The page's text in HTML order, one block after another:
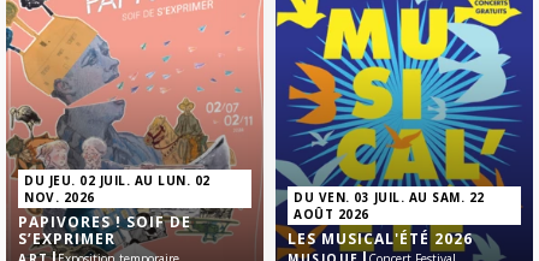
DU JEU. 02 JUIL. AU LUN. 02
NOV. 2026
PAPIVORES ! SOIF DE
S’EXPRIMER
DU VEN. 03 JUIL. AU SAM. 22
AOÛT 2026
LES MUSICAL'ÉTÉ 2026